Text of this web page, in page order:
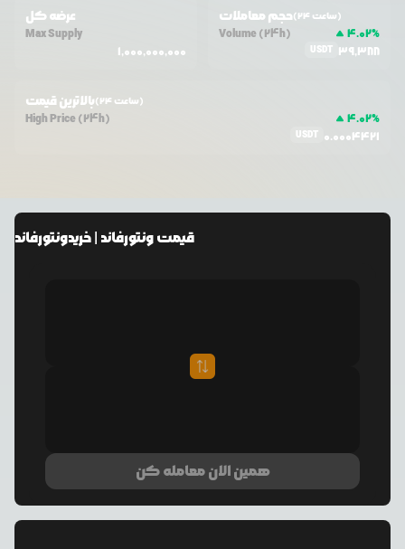
عرضه کل
Max Supply
1,000,000,000
حجم معاملات (24 ساعت)
Volume (24h) 4.02%
USDT 39,388
بالاترین قیمت (24 ساعت)
High Price (24h) 4.02%
USDT 0.0004421
قیمتونتورفاند | خریدونتورفاند
همین الان معامله کن